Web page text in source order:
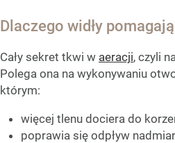
Dlaczego widły
Cały sekret tkwi w aeracji, czyli
Polega ona na wykonywaniu
którym:
więcej tlenu dociera do
poprawia się odpływ